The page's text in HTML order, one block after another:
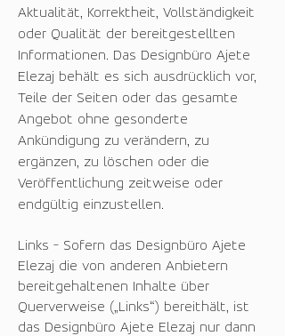
Aktualität, Korrektheit, Vollständigkeit
oder Qualität der bereitgestellten
Informationen. Das Designbüro Ajete
Elezaj behält es sich ausdrücklich vor,
Teile der Seiten oder das gesamte
Angebot ohne gesonderte
Ankündigung zu verändern, zu
ergänzen, zu löschen oder die
Veröffentlichung zeitweise oder
endgültig einzustellen.
Links - Sofern das Designbüro Ajete
Elezaj die von anderen Anbietern
bereitgehaltenen Inhalte über
Querverweise („Links“) bereithält, ist
das Designbüro Ajete Elezaj nur dann